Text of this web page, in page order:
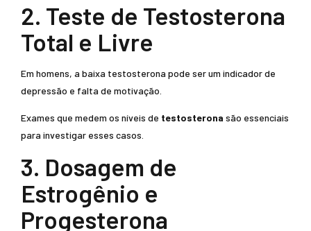
2. Teste de Testosterona
Total e Livre
Em homens, a baixa testosterona pode ser um indicador de
depressão e falta de motivação.
Exames que medem os níveis de testosterona são essenciais
para investigar esses casos.
3. Dosagem de
Estrogênio e
Progesterona